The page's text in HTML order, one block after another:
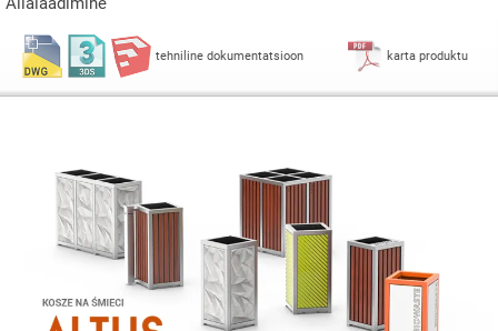
tehniline dokumentatsioon karta produktu